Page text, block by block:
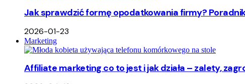
Jak sprawdzić formę opodatkowania firmy?
2026-01-23
Marketing
Affiliate marketing co to jest i jak działa – zalety,